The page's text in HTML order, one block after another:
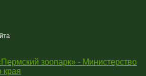
зоопарк» - Министерство
края